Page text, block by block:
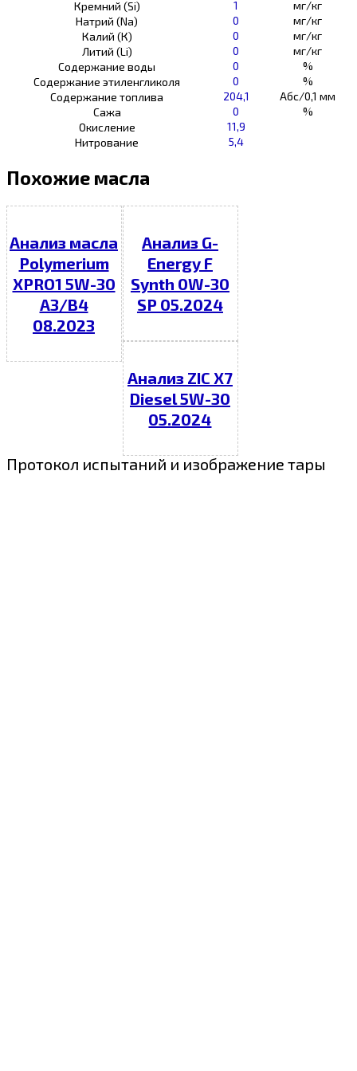
Кремний (Si) 1
мг/кг
Натрий (Na)
0
мг/кг
Калий (К)
0
мг/кг
Литий (Li)
0
мг/кг
Содержание воды
0
%
Содержание этиленгликоля
0
%
Содержание топлива
204,1
Абс/0,1 мм
Сажа
0
%
Окисление
11,9
Нитрование
5,4
Похожие масла
Анализ масла
Polymerium
XPRO1 5W-30
A3/B4
08.2023
Анализ G-
Energy F
Synth 0W-30
SP 05.2024
Анализ ZIC X7
Diesel 5W-30
05.2024
Протокол испытаний и изображение тары